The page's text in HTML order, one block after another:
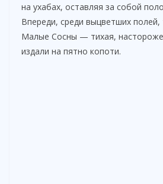
на ухабах, оставляя за собой
Впереди, среди выцветших полей,
Малые Сосны — тихая,
издали на пятно копоти.